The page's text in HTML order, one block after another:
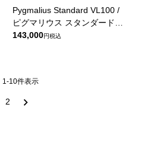
Pygmalius Standard VL100 /
ピグマリウス スタンダード
VL100 4/4
143,000 税込
1 -10件表示
2